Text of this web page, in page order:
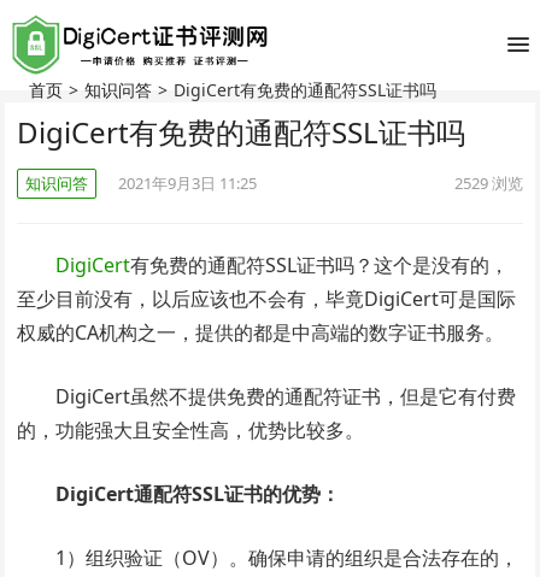
首页 > 知识问答 > DigiCert有免费的通配符SSL证书吗
DigiCert有免费的通配符SSL证书吗
知识问答 2021年9月3日 11:25 2529浏览
DigiCert有免费的通配符SSL证书吗？这个是没有的，
至少目前没有，以后应该也不会有，毕竟DigiCert可是国际
权威的CA机构之一，提供的都是中高端的数字证书服务。
DigiCert虽然不提供免费的通配符证书，但是它有付费
的，功能强大且安全性高，优势比较多。
DigiCert通配符SSL证书的优势：
1）组织验证（OV）。确保申请的组织是合法存在的，